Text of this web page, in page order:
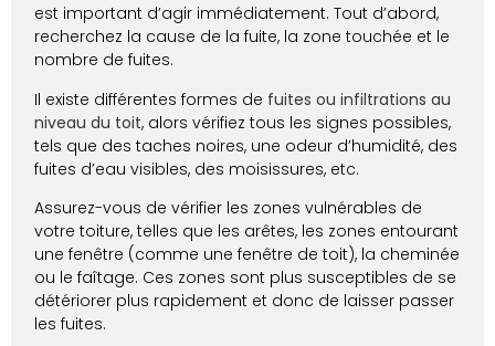
est important d’agir immédiatement. Tout d’abord,
recherchez la cause de la fuite, la zone touchée et le
nombre de fuites.
Il existe différentes formes de fuites ou infiltrations au
niveau du toit, alors vérifiez tous les signes possibles,
tels que des taches noires, une odeur d’humidité, des
fuites d’eau visibles, des moisissures, etc.
Assurez-vous de vérifier les zones vulnérables de
votre toiture, telles que les arêtes, les zones entourant
une fenêtre (comme une fenêtre de toit), la cheminée
ou le faîtage. Ces zones sont plus susceptibles de se
détériorer plus rapidement et donc de laisser passer
les fuites.